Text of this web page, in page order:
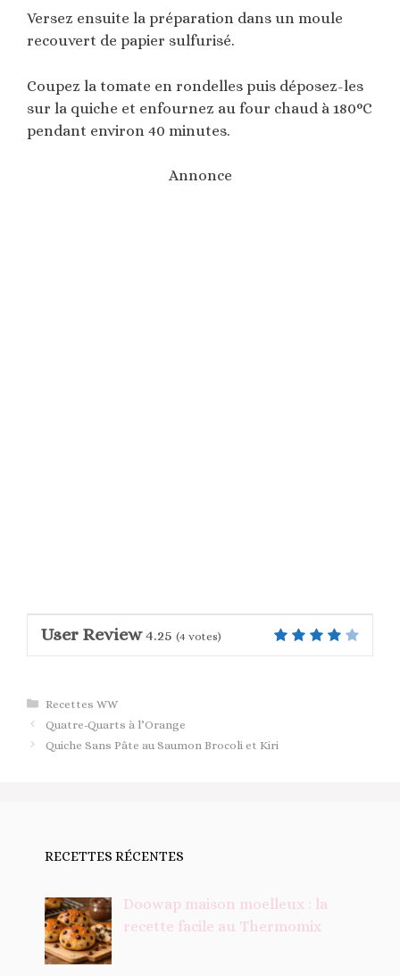
Versez ensuite la préparation dans un moule
recouvert de papier sulfurisé.
Coupez la tomate en rondelles puis déposez-les
sur la quiche et enfournez au four chaud à 180°C
pendant environ 40 minutes.
Annonce
User Review 4.25 (4 votes)
Catégories
Recettes WW
Quatre-Quarts à l’Orange
Quiche Sans Pâte au Saumon Brocoli et Kiri
RECETTES RÉCENTES
Doowap maison moelleux : la
recette facile au Thermomix